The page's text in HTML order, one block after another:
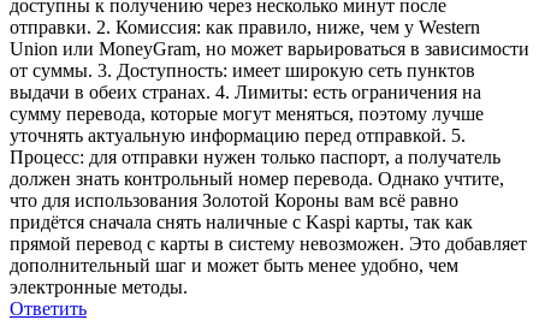
доступны к получению через несколько минут после
отправки. 2. Комиссия: как правило, ниже, чем у Western
Union или MoneyGram, но может варьироваться в зависимости
от суммы. 3. Доступность: имеет широкую сеть пунктов
выдачи в обеих странах. 4. Лимиты: есть ограничения на
сумму перевода, которые могут меняться, поэтому лучше
уточнять актуальную информацию перед отправкой. 5.
Процесс: для отправки нужен только паспорт, а получатель
должен знать контрольный номер перевода. Однако учтите,
что для использования Золотой Короны вам всё равно
придётся сначала снять наличные с Kaspi карты, так как
прямой перевод с карты в систему невозможен. Это добавляет
дополнительный шаг и может быть менее удобно, чем
электронные методы.
Ответить